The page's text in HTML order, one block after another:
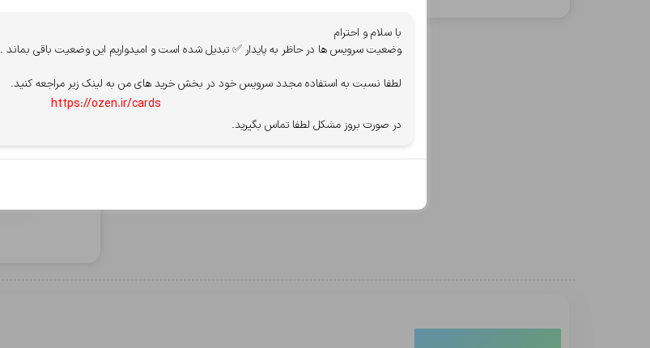
سپ - سامان
با سلام و احترام
وضعیت سرویس ها در حاظر به پایدار ✅ تبدیل شده است و امیدواریم این وضعیت باقی بماند .
لطفا نسبت به استفاده مجدد سرویس خود در بخش خرید های من به لینک زیر مراجعه کنید.
https://ozen.ir/cards
در صورت بروز مشکل لطفا تماس بگیرید.